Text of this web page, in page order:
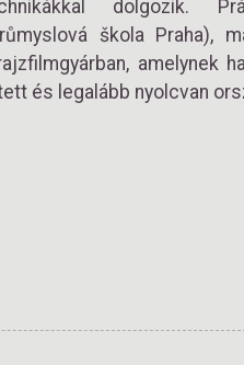
dolgozik.
škola Praha),
amelynek
és legalább nyolcvan